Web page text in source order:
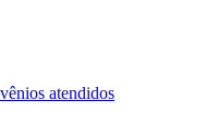
atendidos